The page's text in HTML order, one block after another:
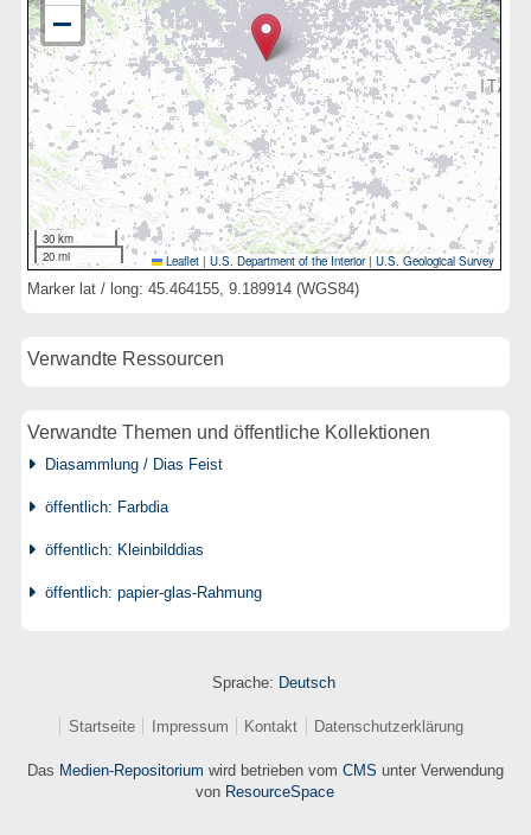
30 km
20 mi
Leaflet | U.S. Department of the Interior|U.S. Geological Survey
Marker lat / long: 45.464155, 9.189914 (WGS84)
Verwandte Ressourcen
Verwandte Themen und öffentliche Kollektionen
Diasammlung / Dias Feist
öffentlich: Farbdia
öffentlich: Kleinbilddias
öffentlich: papier-glas-Rahmung
Sprache: Deutsch
Startseite Impressum Kontakt Datenschutzerklärung
Das Medien-Repositorium wird betrieben vom CMS unter Verwendung
von ResourceSpace